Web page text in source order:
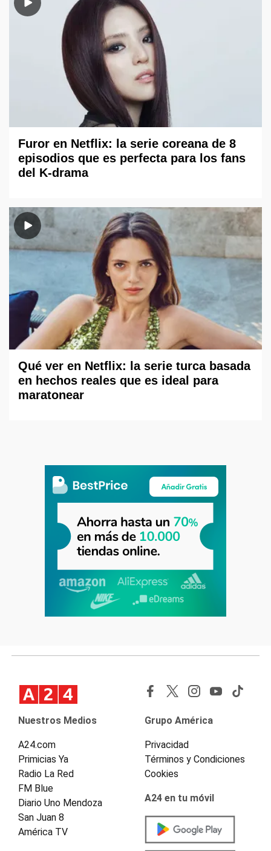
Furor en Netflix: la serie coreana de 8
episodios que es perfecta para los fans
del K-drama
Qué ver en Netflix: la serie turca basada
en hechos reales que es ideal para
maratonear
Nuestros Medios
A24.com
Primicias Ya
Radio La Red
FM Blue
Diario Uno Mendoza
San Juan 8
América TV
Grupo América
Privacidad
Términos y Condiciones
Cookies
A24 en tu móvil